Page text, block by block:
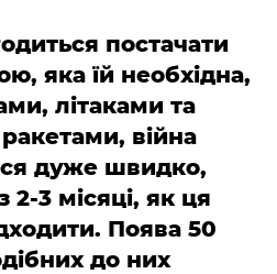
постачати
яка їй необхідна,
літаками та
війна
дуже швидко,
3 місяці, як ця
Поява 50
до них